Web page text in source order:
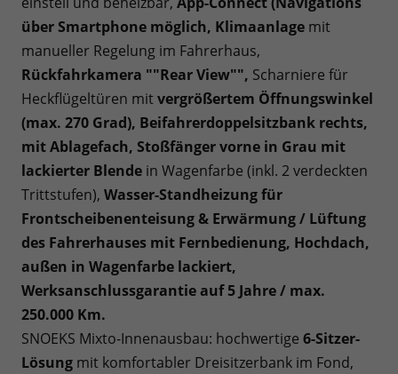
über Smartphone möglich, Klimaanlage mit
manueller Regelung im Fahrerhaus,
Rückfahrkamera ""Rear View"", Scharniere für
Heckflügeltüren mitvergrößertem Öffnungswinkel
(max. 270 Grad), Beifahrerdoppelsitzbank rechts,
mit Ablagefach, Stoßfänger vorne in Grau mit
lackierter Blende in Wagenfarbe (inkl. 2 verdeckten
Trittstufen), Wasser-Standheizung für
Frontscheibenenteisung & Erwärmung / Lüftung
des Fahrerhauses mit Fernbedienung, Hochdach,
außen in Wagenfarbe lackiert,
Werksanschlussgarantie auf 5 Jahre / max.
250.000 Km.
SNOEKS Mixto-Innenausbau: hochwertige 6-Sitzer-
Lösung mit komfortabler Dreisitzerbank im Fond,